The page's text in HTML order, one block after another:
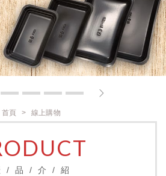
2 3 4 5
首頁 線上購物
/ 品 / 介 / 紹